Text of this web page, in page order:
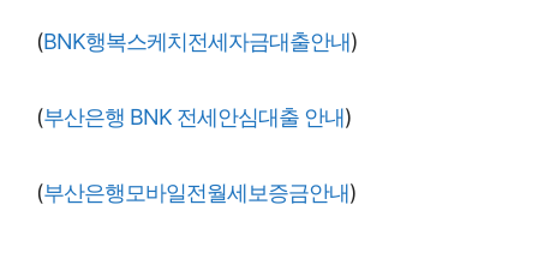
(BNK행복스케치전세자금대출안내)
(부산은행 BNK 전세안심대출 안내)
(부산은행모바일전월세보증금안내)